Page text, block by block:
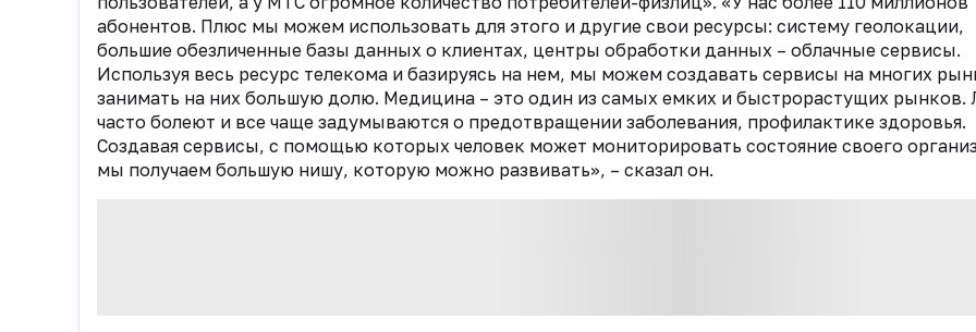
абонентов. Плюс мы можем использовать для этого и другие свои ресурсы: систему геолокации,
большие обезличенные базы данных о клиентах, центры обработки данных – облачные сервисы.
Используя весь ресурс телекома и базируясь на нем, мы можем создавать сервисы на многих
занимать на них большую долю. Медицина – это один из самых емких и быстрорастущих
часто болеют и все чаще задумываются о предотвращении заболевания, профилактике здоровья.
Создавая сервисы, с помощью которых человек может мониторировать состояние своего
мы получаем большую нишу, которую можно развивать», – сказал он.